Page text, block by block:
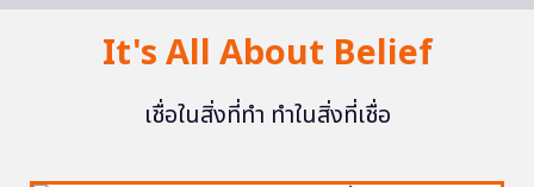
It's All About Belief
เชื่อในสิ่งที่ทำ ทำในสิ่งที่เชื่อ